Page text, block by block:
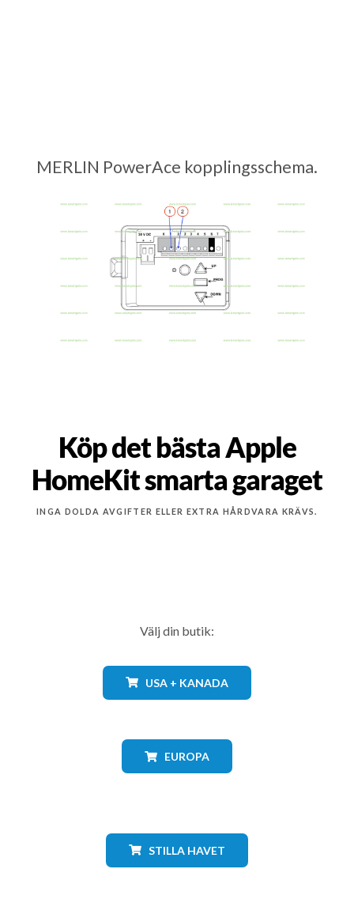
MERLIN PowerAce kopplingsschema.
Köp det bästa Apple
HomeKit smarta garaget
INGA DOLDA AVGIFTER ELLER EXTRA HÅRDVARA KRÄVS.
Välj din butik:
USA + KANADA
EUROPA
STILLA HAVET